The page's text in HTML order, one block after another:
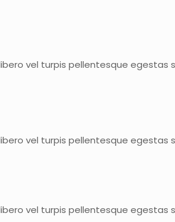
vel turpis pellentesque egestas
vel turpis pellentesque egestas
vel turpis pellentesque egestas